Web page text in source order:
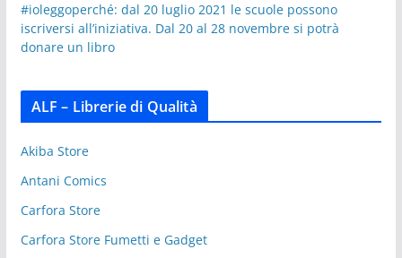
#ioleggoperché: dal 20 luglio 2021 le scuole possono
iscriversi all’iniziativa. Dal 20 al 28 novembre si potrà
donare un libro
ALF – Librerie di Qualità
Akiba Store
Antani Comics
Carfora Store
Carfora Store Fumetti e Gadget